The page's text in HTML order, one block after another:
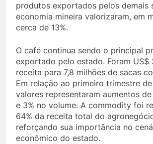
produtos exportados pelos demais
economia mineira valorizaram, em
cerca de 13%.
O café continua sendo o principal
exportado pelo estado. Foram US$
receita para 7,8 milhões de sacas
Em relação ao primeiro trimestre
valores representaram aumentos
e 3% no volume. A commodity foi
64% da receita total do
reforçando sua importância no
econômico do estado.